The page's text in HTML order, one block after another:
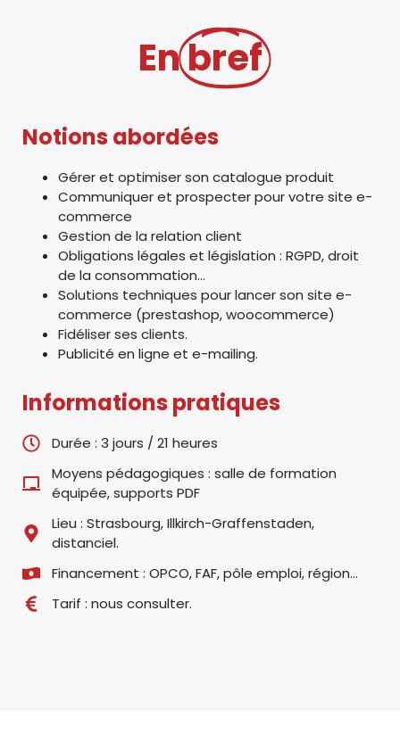
Enbref
Notions abordées
Gérer et optimiser son catalogue produit
Communiquer et prospecter pour votre site e-
commerce
Gestion de la relation client
Obligations légales et législation : RGPD, droit
de la consommation…
Solutions techniques pour lancer son site e-
commerce (prestashop, woocommerce)
Fidéliser ses clients.
Publicité en ligne et e-mailing.
Informations pratiques
Durée : 3 jours / 21 heures
Moyens pédagogiques : salle de formation
équipée, supports PDF
Lieu : Strasbourg, Illkirch-Graffenstaden,
distanciel.
Financement : OPCO, FAF, pôle emploi, région...
Tarif : nous consulter.